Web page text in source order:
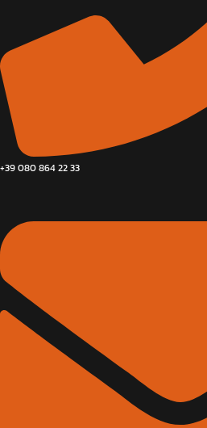
+39 080 864 22 33